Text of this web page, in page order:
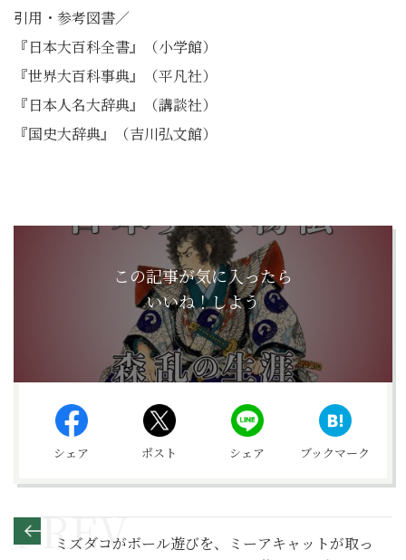
引用・参考図書／
『日本大百科全書』（小学館）
『世界大百科事典』（平凡社）
『日本人名大辞典』（講談社）
『国史大辞典』（吉川弘文館）
この記事が気に入ったら
いいね！しよう
シェア ポスト シェア ブックマーク
ミズダコがボール遊びを、ミーアキャットが取っ